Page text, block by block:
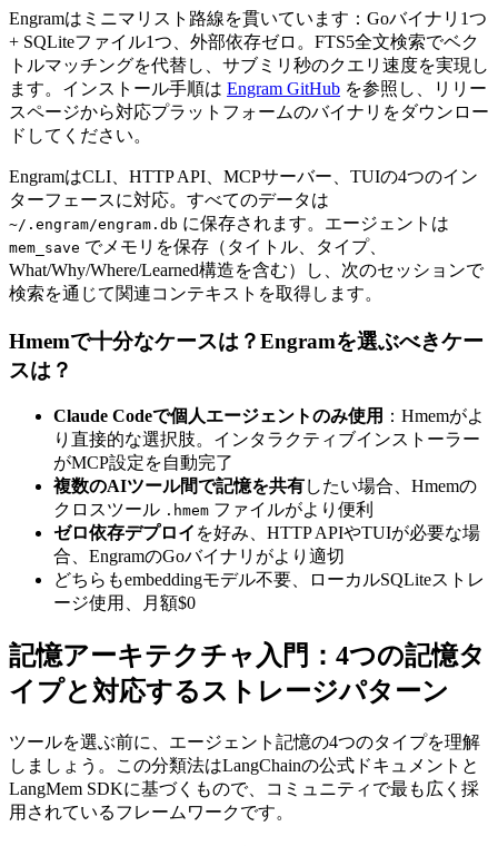
Engramはミニマリスト路線を貫いています：Goバイナリ1つ
+ SQLiteファイル1つ、外部依存ゼロ。FTS5全文検索でベク
トルマッチングを代替し、サブミリ秒のクエリ速度を実現し
ます。インストール手順は Engram GitHub を参照し、リリー
スページから対応プラットフォームのバイナリをダウンロー
ドしてください。
EngramはCLI、HTTP API、MCPサーバー、TUIの4つのイン
ターフェースに対応。すべてのデータは
~/.engram/engram.db に保存されます。エージェントは
mem_save でメモリを保存（タイトル、タイプ、
What/Why/Where/Learned構造を含む）し、次のセッションで
検索を通じて関連コンテキストを取得します。
Hmemで十分なケースは？Engramを選ぶべきケー
スは？
Claude Codeで個人エージェントのみ使用 ：Hmemがよ
り直接的な選択肢。インタラクティブインストーラー
がMCP設定を自動完了
複数のAIツール間で記憶を共有したい場合、Hmemの
クロスツール .hmem ファイルがより便利
ゼロ依存デプロイ を好み、HTTP APIやTUIが必要な場
合、EngramのGoバイナリがより適切
どちらもembeddingモデル不要、ローカルSQLiteストレ
ージ使用、月額$0
記憶アーキテクチャ入門：4つの記憶タ
イプと対応するストレージパターン
ツールを選ぶ前に、エージェント記憶の4つのタイプを理解
しましょう。この分類法はLangChainの公式ドキュメントと
LangMem SDKに基づくもので、コミュニティで最も広く採
用されているフレームワークです。